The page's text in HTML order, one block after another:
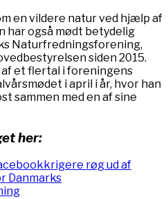
en vildere natur ved hjælp af
har også mødt betydelig
Naturfredningsforening,
siden 2015.
et flertal i foreningens
i april i år, hvor han
sammen med en af sine
her:
røg ud af
Danmarks